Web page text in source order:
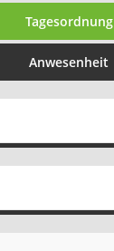
Tagesordnung
Anwesenheit